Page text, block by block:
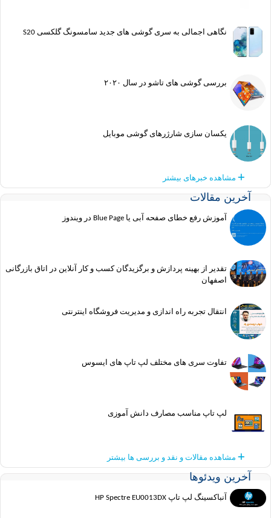
نگاهی اجمالی به سری گوشی های جدید سامسونگ گلکسی S20
بررسی گوشی های تاشو در سال ۲۰۲۰
یکسان سازی شارژرهای گوشی موبایل
مشاهده خبرهای بیشتر
مقالات
آموزش رفع خطای صفحه آبی یا Blue Page در ویندوز
تقدیر از بهینه پردازش و برگزیدگان کسب و کار آنلاین در اتاق بازرگانی
اصفهان
انتقال تجربه راه اندازی و مدیریت فروشگاه اینترنتی
تفاوت سری های مختلف لپ تاپ های ایسوس
لپ تاپ مناسب مصارف دانش آموزی
مشاهده مقالات و نقد و بررسی ها بیشتر
ویدئوها
آنباکسینگ لپ تاپ HP Spectre EU0013DX